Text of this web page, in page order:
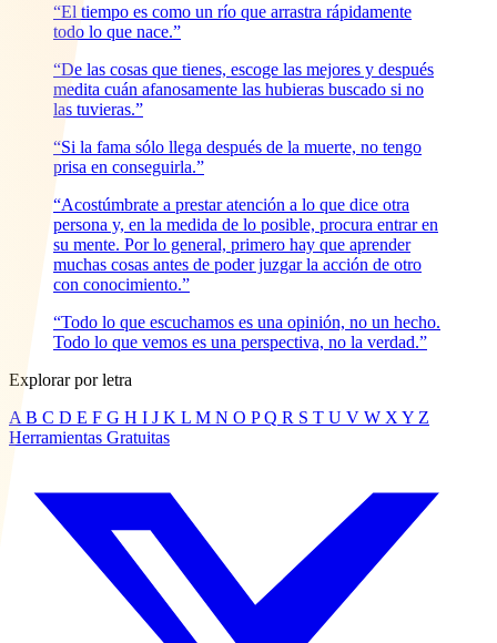
“El tiempo es como un río que arrastra rápidamente
todo lo que nace.”
“De las cosas que tienes, escoge las mejores y después
medita cuán afanosamente las hubieras buscado si no
las tuvieras.”
“Si la fama sólo llega después de la muerte, no tengo
prisa en conseguirla.”
“Acostúmbrate a prestar atención a lo que dice otra
persona y, en la medida de lo posible, procura entrar en
su mente. Por lo general, primero hay que aprender
muchas cosas antes de poder juzgar la acción de otro
con conocimiento.”
“Todo lo que escuchamos es una opinión, no un hecho.
Todo lo que vemos es una perspectiva, no la verdad.”
Explorar por letra
A B C D E F G H I J K L M N O P Q R S T U V W X Y Z
Herramientas Gratuitas